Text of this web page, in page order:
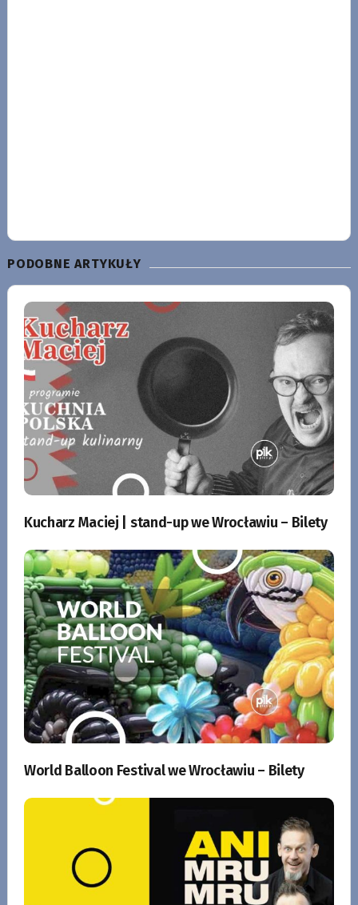
PODOBNE ARTYKUŁY
Kucharz Maciej | stand-up we Wrocławiu – Bilety
World Balloon Festival we Wrocławiu – Bilety